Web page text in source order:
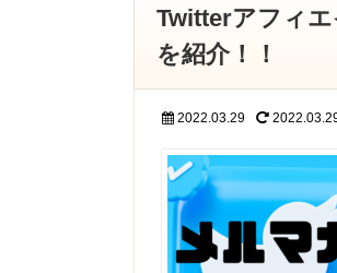
Twitterアフィ
を紹介！！
2022.03.29